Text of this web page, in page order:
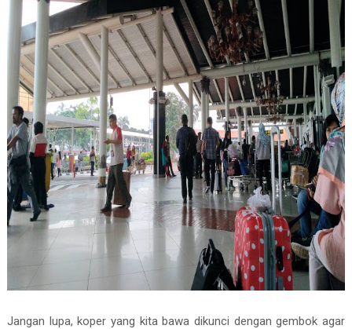
Jangan lupa, koper yang kita bawa dikunci dengan gembok agar